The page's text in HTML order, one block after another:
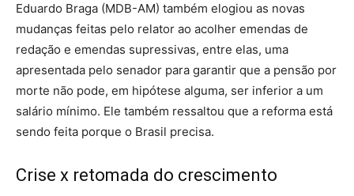
Eduardo Braga (MDB-AM) também elogiou as novas
mudanças feitas pelo relator ao acolher emendas de
redação e emendas supressivas, entre elas, uma
apresentada pelo senador para garantir que a pensão por
morte não pode, em hipótese alguma, ser inferior a um
salário mínimo. Ele também ressaltou que a reforma está
sendo feita porque o Brasil precisa.
Crise x retomada do crescimento